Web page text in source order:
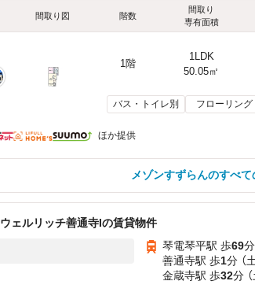
間取り図 階数
間取り
専有面積
1階
1LDK
50.05㎡
バス・トイレ別 フローリング
ほか提供
メゾンすずらんのすべ
ウェルリッチ善通寺Iの賃貸物件
琴電琴平駅 歩69
善通寺駅 歩1分 （
金蔵寺駅 歩32分